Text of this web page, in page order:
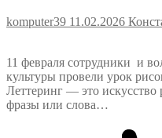
komputer39 11.02.2026
11 февраля сотрудники и
культуры провели урок
Леттеринг — это искусство
фразы или слова…